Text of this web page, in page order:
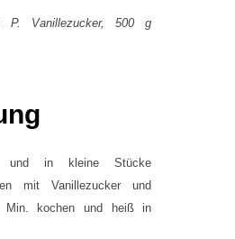
P. Vanillezucker, 500 g
und in kleine Stücke
mit Vanillezucker und
Min. kochen und heiß in